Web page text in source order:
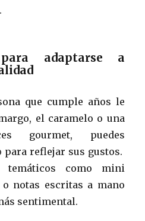
para adaptarse a
que cumple años le
el caramelo o una
gourmet, puedes
reflejar sus gustos.
temáticos como mini
notas escritas a mano
sentimental.